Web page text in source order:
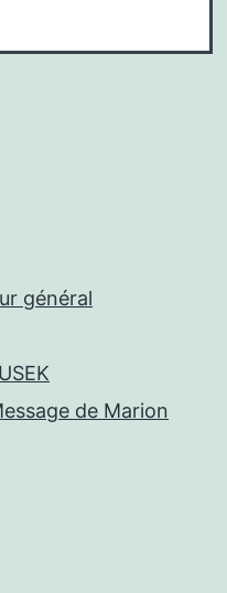
général
de Marion